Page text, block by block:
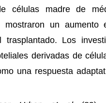
células madre de
mostraron un
Los
derivadas de
una respuesta